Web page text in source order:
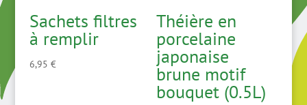
Sachets filtres
à remplir
6,95 €
Théière en
porcelaine
japonaise
brune motif
bouquet (0.5L)